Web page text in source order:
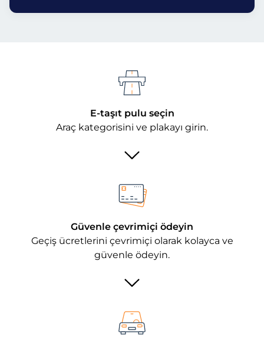
E-taşıt pulu seçin
Araç kategorisini ve plakayı girin.
Güvenle çevrimiçi ödeyin
Geçiş ücretlerini çevrimiçi olarak kolayca ve
güvenle ödeyin.